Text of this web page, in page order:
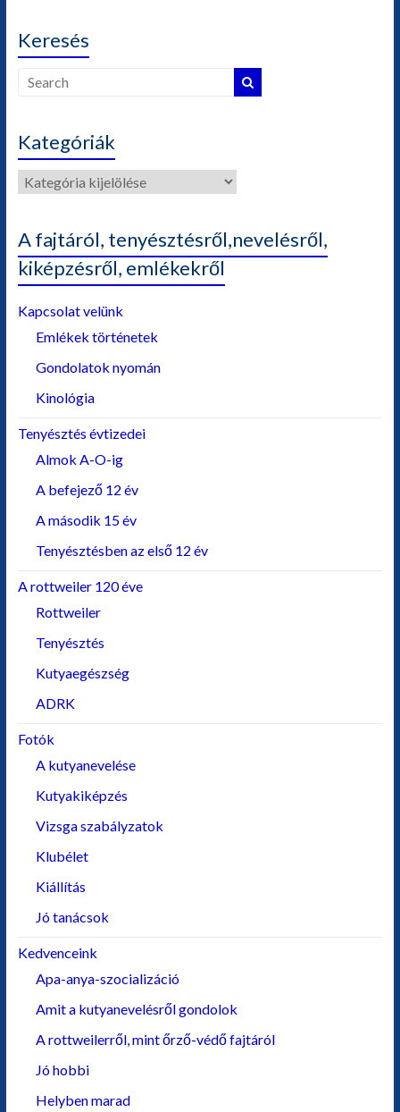
Keresés
Kategóriák
Kategóriák
A fajtáról, tenyésztésről,nevelésről,
kiképzésről, emlékekről
Kapcsolat velünk
Emlékek történetek
Gondolatok nyomán
Kinológia
Tenyésztés évtizedei
Almok A-O-ig
A befejező 12 év
A második 15 év
Tenyésztésben az első 12 év
A rottweiler 120 éve
Rottweiler
Tenyésztés
Kutyaegészség
ADRK
Fotók
A kutyanevelése
Kutyakiképzés
Vizsga szabályzatok
Klubélet
Kiállítás
Jó tanácsok
Kedvenceink
Apa-anya-szocializáció
Amit a kutyanevelésről gondolok
A rottweilerről, mint őrző-védő fajtáról
Jó hobbi
Helyben marad